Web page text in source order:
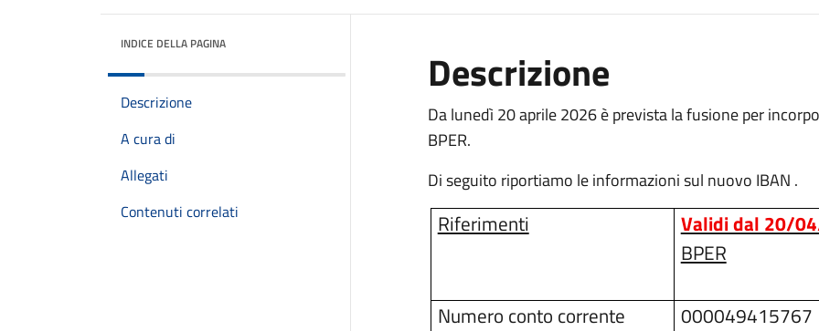
INDICE DELLA PAGINA
Descrizione
A cura di
Allegati
Contenuti correlati
Descrizione
Da lunedì 20 aprile 2026 è prevista la fusione per
BPER.
Di seguito riportiamo le informazioni sul nuovo IBAN .
Riferimenti
Validi dal 20/
BPER
Numero conto corrente
000049415767